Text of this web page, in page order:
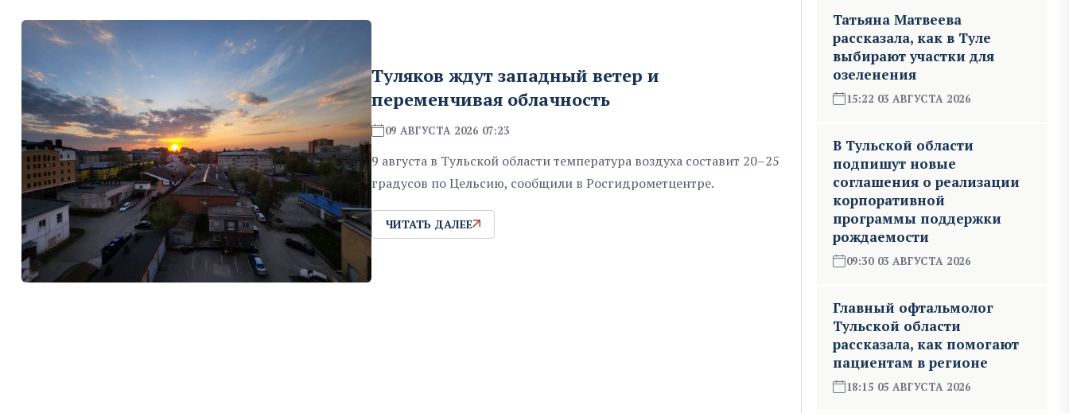
Туляков ждут западный ветер и
переменчивая облачность
09 АВГУСТА 2026 07:23
9 августа в Тульской области температура воздуха составит 20–25
градусов по Цельсию, сообщили в Росгидрометцентре.
ЧИТАТЬ ДАЛЕЕ
Татьяна Матвеева
рассказала, как в Туле
выбирают участки для
озеленения
15:22 03 АВГУСТА 2026
В Тульской области
подпишут новые
соглашения о реализации
корпоративной
программы поддержки
рождаемости
09:30 03 АВГУСТА 2026
Главный офтальмолог
Тульской области
рассказала, как помогают
пациентам в регионе
18:15 05 АВГУСТА 2026